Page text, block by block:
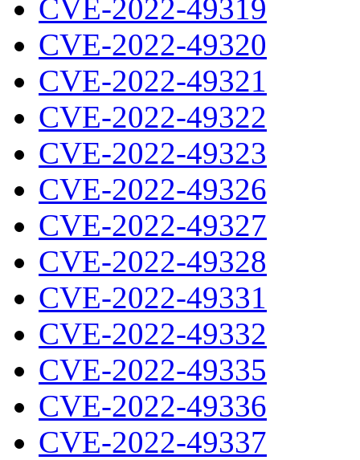
CVE-2022-49319
CVE-2022-49320
CVE-2022-49321
CVE-2022-49322
CVE-2022-49323
CVE-2022-49326
CVE-2022-49327
CVE-2022-49328
CVE-2022-49331
CVE-2022-49332
CVE-2022-49335
CVE-2022-49336
CVE-2022-49337